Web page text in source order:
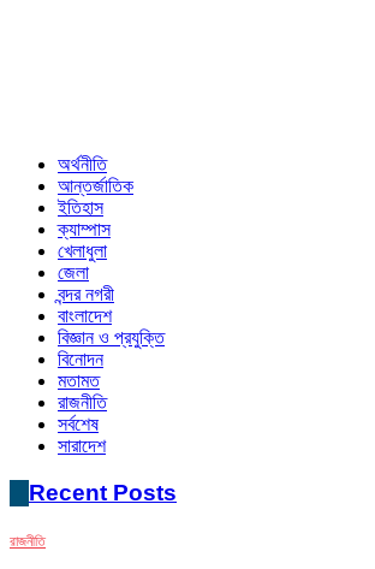
অর্থনীতি
আন্তর্জাতিক
ইতিহাস
ক্যাম্পাস
খেলাধুলা
জেলা
বন্দর নগরী
বাংলাদেশ
বিজ্ঞান ও প্রযুক্তি
বিনোদন
মতামত
রাজনীতি
সর্বশেষ
সারাদেশ
Recent Posts
রাজনীতি